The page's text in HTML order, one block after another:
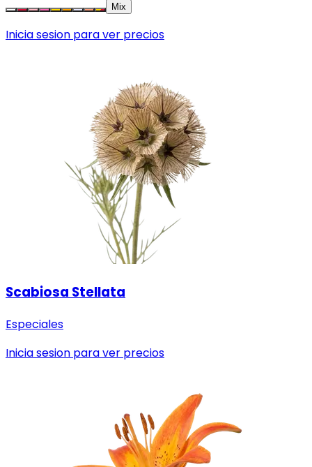
Mix
Inicia sesion para ver precios
Scabiosa Stellata
Especiales
Inicia sesion para ver precios